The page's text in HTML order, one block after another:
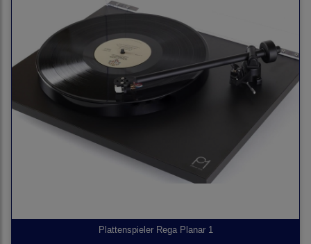
Plattenspieler Rega Planar 1